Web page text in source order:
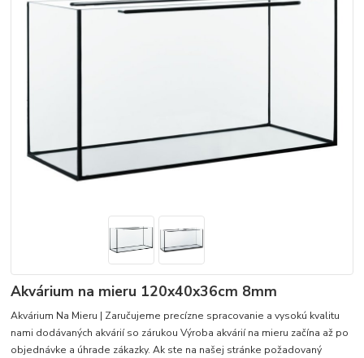
Akvárium na mieru 120x40x36cm 8mm
Akvárium Na Mieru | Zaručujeme precízne spracovanie a vysokú kvalitu
nami dodávaných akvárií so zárukou Výroba akvárií na mieru začína až po
objednávke a úhrade zákazky. Ak ste na našej stránke požadovaný